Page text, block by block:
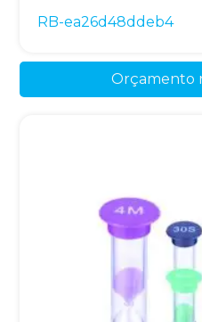
RB-ea26d48ddeb4
Orçamento